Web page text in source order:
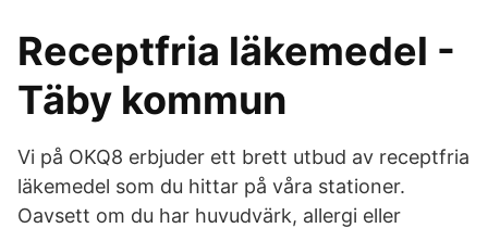
Receptfria läkemedel -
Täby kommun
Vi på OKQ8 erbjuder ett brett utbud av receptfria
läkemedel som du hittar på våra stationer.
Oavsett om du har huvudvärk, allergi eller